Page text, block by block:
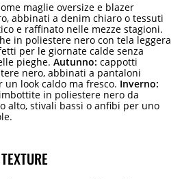
maglie oversize e blazer
abbinati a denim chiaro o tessuti
e raffinato nelle mezze stagioni.
in poliestere nero con tela leggera
per le giornate calde senza
pieghe. Autunno: cappotti
nero, abbinati a pantaloni
un look caldo ma fresco. Inverno:
in poliestere nero da
alto, stivali bassi o anfibi per uno